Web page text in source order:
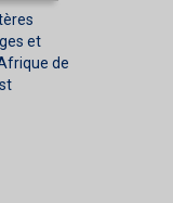
et
de